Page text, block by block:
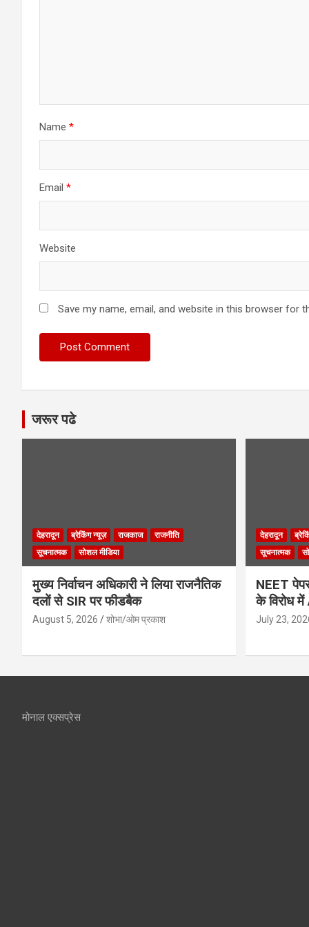
Name *
Email *
Website
Save my name, email, and website in this browser for
जरूर पढे
देहरादून ब्रेकिंग न्यूज़ राजकाज
राजनीति
सूचनात्मक
सोशल मीडिया
मुख्य निर्वाचन अधिकारी ने लिया राजनैतिक
दलों से SIR पर फीडबैक
August 5, 2026 शोभा/ओम प्रकाश
देहरादून
सूचनात्मक
NEET
के विरोध में
July 23,
मोनाल एक्सप्रेस